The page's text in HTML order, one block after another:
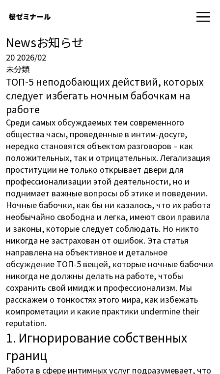
Newsお知らせ
20 2026/02
未分類
ТОП-5 неподобающих действий, которых
следует избегать ночным бабочкам на
работе
Среди самых обсуждаемых тем современного
общества часы, проведенные в интим-досуге,
нередко становятся объектом разговоров – как
положительных, так и отрицательных. Легализация
проституции не только открывает двери для
профессионализации этой деятельности, но и
поднимает важные вопросы об этике и поведении.
Ночные бабочки, как бы ни казалось, что их работа
необычайно свободна и легка, имеют свои правила
и законы, которые следует соблюдать. Но никто
никогда не застрахован от ошибок. Эта статья
направлена на объективное и детальное
обсуждение ТОП-5 вещей, которые ночные бабочки
никогда не должны делать на работе, чтобы
сохранить свой имидж и профессионализм. Мы
расскажем о тонкостях этого мира, как избежать
компрометации и какие практики undermine their
reputation.
1. Игнорирование собственных
границ
Работа в сфере интимных услуг подразумевает, что